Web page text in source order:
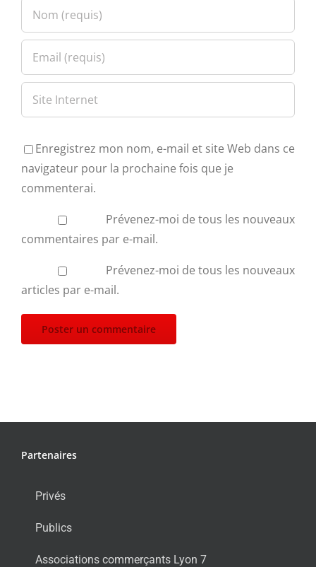
Enregistrez mon nom, e-mail et site Web dans ce
navigateur pour la prochaine fois que je
commenterai.
Prévenez-moi de tous les nouveaux
commentaires par e-mail.
Prévenez-moi de tous les nouveaux
articles par e-mail.
Partenaires
Privés
Publics
Associations commerçants Lyon 7